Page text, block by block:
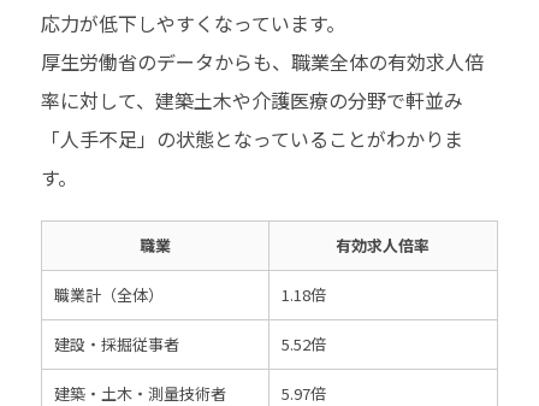
応力が低下しやすくなっています。
厚生労働省のデータからも、職業全体の有効求人倍
率に対して、建築土木や介護医療の分野で軒並み
「人手不足」の状態となっていることがわかりま
す。
職業 有効求人倍率
職業計（全体） 1.18倍
建設・採掘従事者 5.52倍
建築・土木・測量技術者 5.97倍